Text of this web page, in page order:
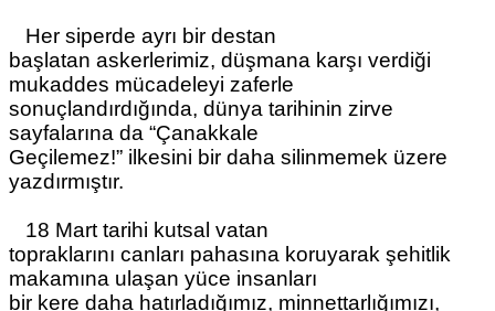
Her siperde ayrı bir destan
başlatan askerlerimiz, düşmana karşı verdiği
mukaddes mücadeleyi zaferle
sonuçlandırdığında, dünya tarihinin zirve
sayfalarına da “Çanakkale
Geçilemez!” ilkesini bir daha silinmemek üzere
yazdırmıştır.
18 Mart tarihi kutsal vatan
topraklarını canları pahasına koruyarak şehitlik
makamına ulaşan yüce insanları
bir kere daha hatırladığımız, minnettarlığımızı,